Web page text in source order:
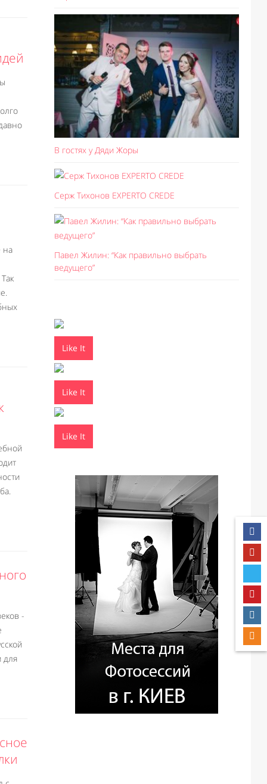
на
-
для
В гостях у Дяди Жоры
Серж Тихонов EXPERTO CREDE
Павел Жилин: “Как правильно выбрать
ведущего”
Like It
Like It
Like It